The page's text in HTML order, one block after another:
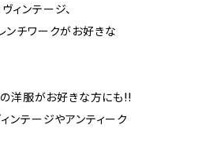
ィンテージ、
ンチワークがお好きな
洋服がお好きな方にも!!
ンテージやアンティーク